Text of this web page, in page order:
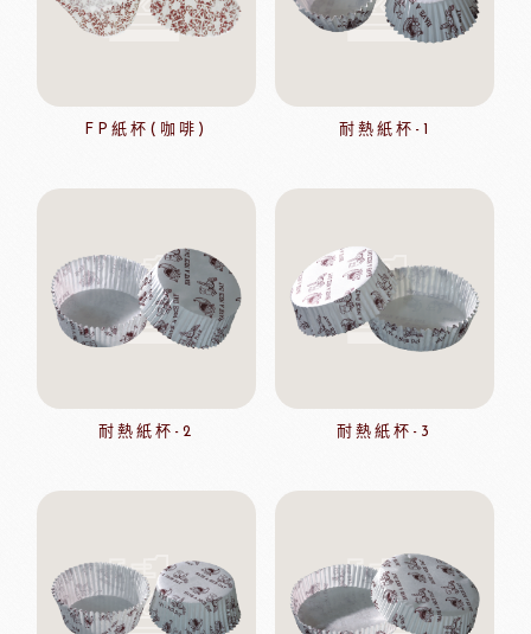
FP紙杯(咖啡) 耐熱紙杯-1
耐熱紙杯-2 耐熱紙杯-3